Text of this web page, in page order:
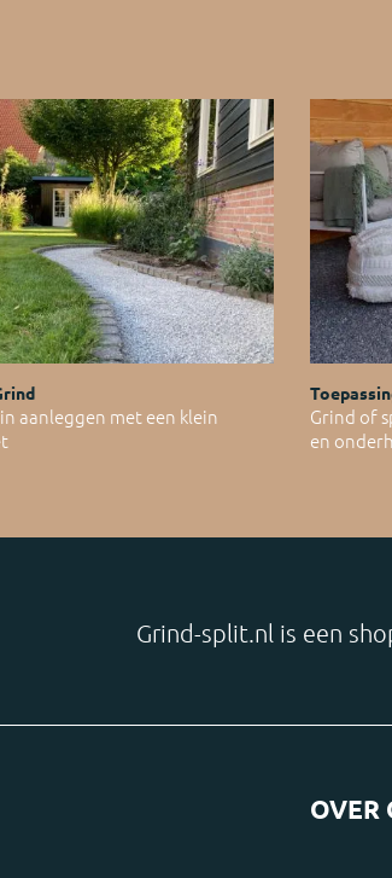
aanleggen met een klein
Grind of
en
Grind-split.nl is een
OVER